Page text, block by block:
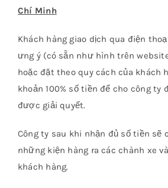
Chí Minh
Khách hàng giao dịch qua điện
ưng ý (có sẵn như hình trên
hoặc đặt theo quy cách của khách
khoản 100% số tiền để cho công ty
được giải quyết.
Công ty sau khi nhận đủ số tiền sẽ
những kiện hàng ra các chành xe
khách hàng.